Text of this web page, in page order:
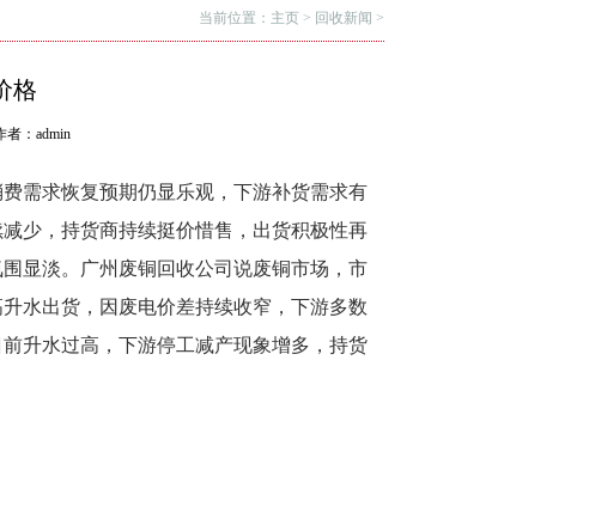
当前位置： 主页 > 回收新闻 >
格
者：admin
需求恢复预期仍显乐观，下游补货需求有
少，持货商持续挺价惜售，出货积极性再
显淡。广州废铜回收公司说废铜市场，市
水出货，因废电价差持续收窄，下游多数
升水过高，下游停工减产现象增多，持货